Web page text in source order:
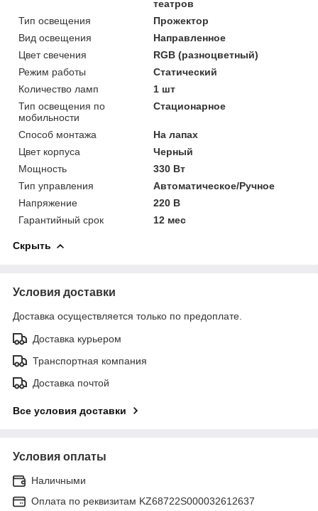
театров
Тип освещения
Прожектор
Вид освещения
Направленное
Цвет свечения
RGB (разноцветный)
Режим работы
Статический
Количество ламп
1 шт
Тип освещения по
мобильности
Стационарное
Способ монтажа
На лапах
Цвет корпуса
Черный
Мощность
330 Вт
Тип управления
Автоматическое/Ручное
Напряжение
220 В
Гарантийный срок
12 мес
Скрыть
Условия доставки
Доставка осуществляется только по предоплате.
Доставка курьером
Транспортная компания
Доставка почтой
Все условия доставки
Условия оплаты
Наличными
Оплата по реквизитам KZ68722S000032612637